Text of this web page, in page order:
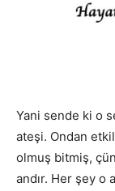
Yani sende ki o
ateşi. Ondan
olmuş bitmiş,
andır. Her şey o